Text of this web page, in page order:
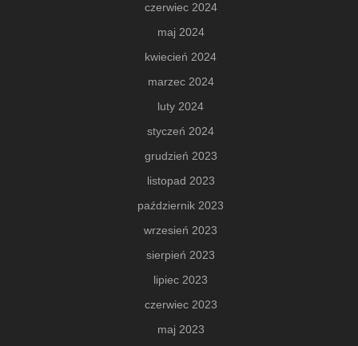
czerwiec 2024
maj 2024
kwiecień 2024
marzec 2024
luty 2024
styczeń 2024
grudzień 2023
listopad 2023
październik 2023
wrzesień 2023
sierpień 2023
lipiec 2023
czerwiec 2023
maj 2023